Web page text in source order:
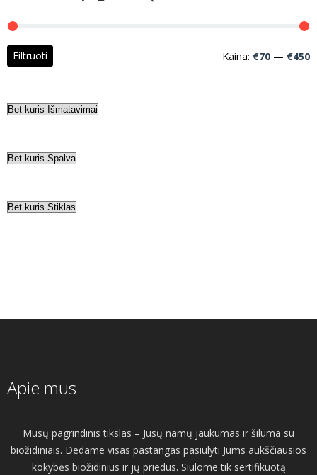
Filtruoti Kaina: €70 — €450
Apie mus
Mūsų pagrindinis tikslas – Jūsų namų jaukumas ir šiluma su
biožidiniais. Dedame visas pastangas pasiūlyti Jums aukščiausios
kokybės biožidinius ir jų priedus. Siūlome tik sertifikuotą